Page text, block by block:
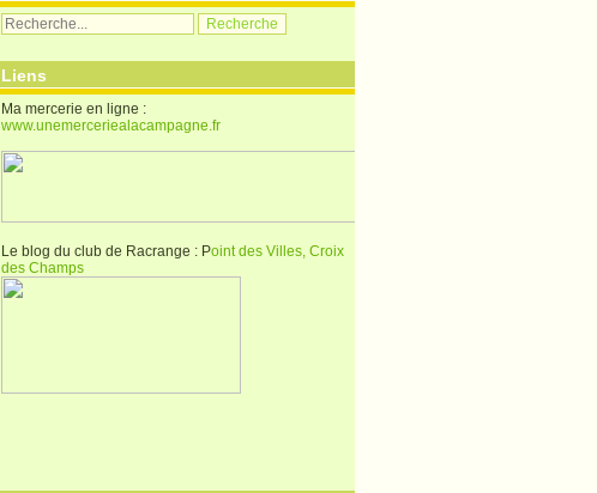
Liens
Ma mercerie en ligne :
www.unemerceriealacampagne.fr
Le blog du club de Racrange : Point des Villes, Croix
des Champs